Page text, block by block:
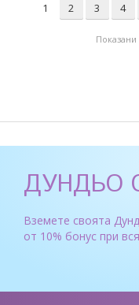
1 2 3 4
Показани
ДУНДЬО
Вземете своята
от 10% бонус при